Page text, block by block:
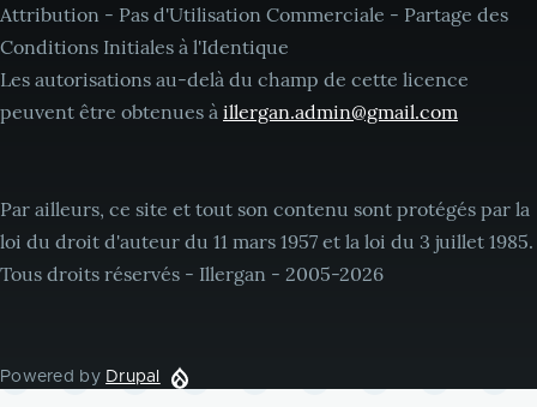
Attribution - Pas d'Utilisation Commerciale - Partage des
Conditions Initiales à l'Identique
Les autorisations au-delà du champ de cette licence
peuvent être obtenues à illergan.admin@gmail.com
Par ailleurs, ce site et tout son contenu sont protégés par la
loi du droit d'auteur du 11 mars 1957 et la loi du 3 juillet 1985.
Tous droits réservés - Illergan - 2005-2026
Powered by Drupal